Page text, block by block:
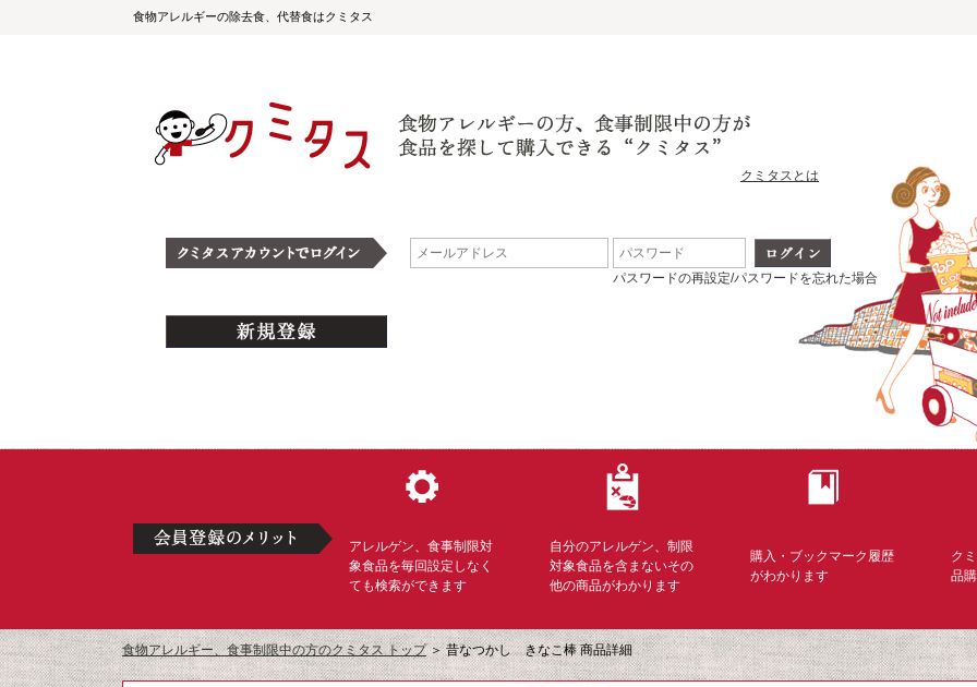
食物アレルギーの除去食、代替食はクミタス
クミタスとは
パスワードの再設定/パスワードを忘れた場合
アレルゲン、食事制限対
象食品を毎回設定しなく
ても検索ができます
自分のアレルゲン、制限
対象食品を含まないその
他の商品がわかります
購入・ブックマーク履歴
がわかります
ク
品
食物アレルギー、食事制限中の方のクミタス トップ＞昔なつかし きなこ棒 商品詳細